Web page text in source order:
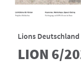
Lions Deutschland
LION 6/